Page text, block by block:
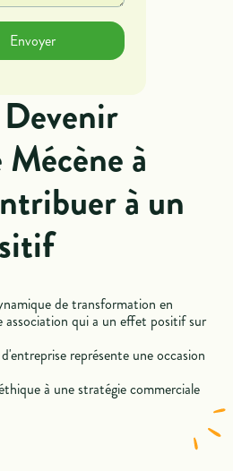
à
à un
de transformation en
qui a un effet positif sur
représente une occasion
à une stratégie commerciale